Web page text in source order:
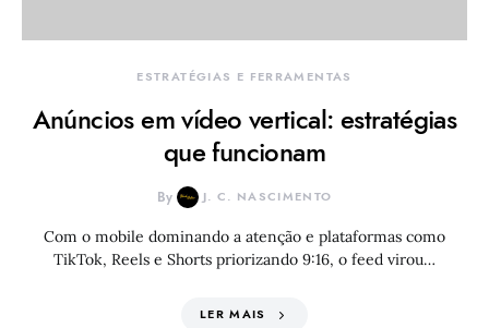
ESTRATÉGIAS E FERRAMENTAS
Anúncios em vídeo vertical: estratégias
que funcionam
By J. C. NASCIMENTO
Com o mobile dominando a atenção e plataformas como
TikTok, Reels e Shorts priorizando 9:16, o feed virou…
LER MAIS